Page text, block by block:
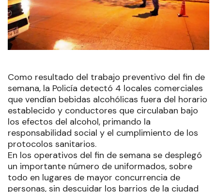
Como resultado del trabajo preventivo del fin de
semana, la Policía detectó 4 locales comerciales
que vendían bebidas alcohólicas fuera del horario
establecido y conductores que circulaban bajo
los efectos del alcohol, primando la
responsabilidad social y el cumplimiento de los
protocolos sanitarios.
En los operativos del fin de semana se desplegó
un importante número de uniformados, sobre
todo en lugares de mayor concurrencia de
personas, sin descuidar los barrios de la ciudad